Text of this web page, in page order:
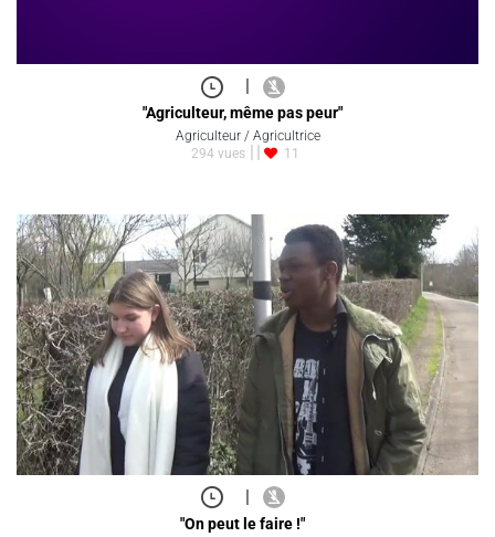
"Agriculteur, même pas peur"
Agriculteur / Agricultrice
294 vues
11
|
"On peut le faire !"